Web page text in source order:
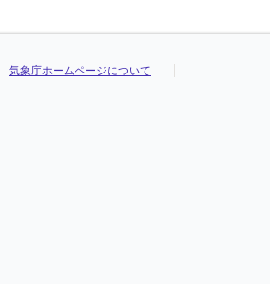
気象庁ホームページについて